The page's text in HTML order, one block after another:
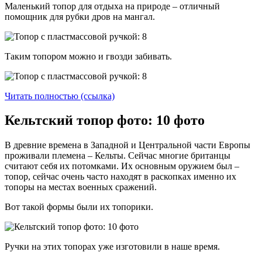
Маленький топор для отдыха на природе – отличный
помощник для рубки дров на мангал.
Таким топором можно и гвозди забивать.
Читать полностью (ссылка)
Кельтский топор фото: 10 фото
В древние времена в Западной и Центральной части Европы
проживали племена – Кельты. Сейчас многие британцы
считают себя их потомками. Их основным оружием был –
топор, сейчас очень часто находят в раскопках именно их
топоры на местах военных сражений.
Вот такой формы были их топорики.
Ручки на этих топорах уже изготовили в наше время.